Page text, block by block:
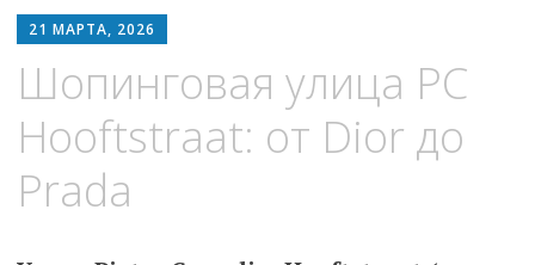
to21 МАРТА, 2026
Шопинговая улица PC
Hooftstraat: от Dior до
Prada